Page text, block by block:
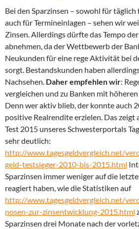
Bei den Sparzinsen – sowohl für täglich
auch für Termineinlagen – sehen wir
Zinsen. Allerdings dürfte das Tempo
abnehmen, da der Wettbewerb der
Neukunden für eine rege Aktivität bei
sorgt. Bestandskunden haben
Nachsehen. Daher empfehlen wir:
vergleichen und zu Banken mit
Denn wer aktiv blieb, der konnte auch
positive Realrendite erzielen. Das zeigt
Test 2015 unseres Schwesterportals
sehr deutlich:
http://www.tagesgeldvergleich.net/
geld-testsieger-2010-bis-2015.html
Sparzinsen immer weniger auf die
reagiert haben, wie die Statistiken auf
http://www.tagesgeldvergleich.net/
nosen-zur-zinsentwicklung-2015.html
Sparzinsen drei Monate nach der